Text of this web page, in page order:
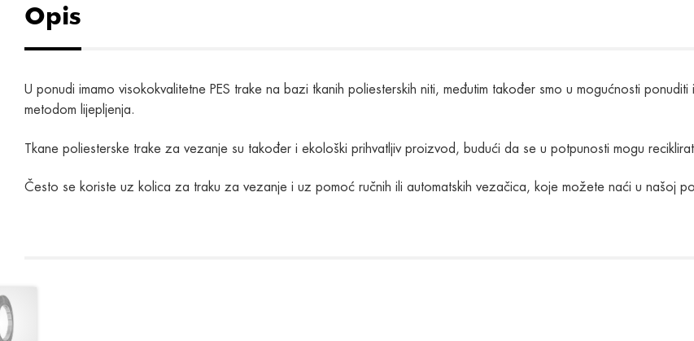
Opis
U ponudi imamo visokokvalitetne PES trake na bazi tkanih poliesterskih niti, međutim također smo u mogućnosti
metodom lijepljenja.
Tkane poliesterske trake za vezanje su također i ekološki prihvatljiv proizvod, budući da se u potpunosti mogu
Često se koriste uz kolica za traku za vezanje i uz pomoć ručnih ili automatskih vezačica, koje možete naći u našoj